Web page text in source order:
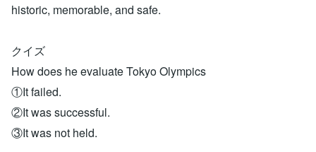
historic, memorable, and safe.
クイズ
How does he evaluate Tokyo Olympics
①It failed.
②It was successful.
③It was not held.